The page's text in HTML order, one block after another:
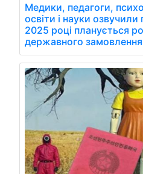
Медики, педагоги,
освіти і науки озвучили
2025 році планується
державного